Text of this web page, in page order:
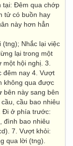
tại: Đêm qua chớp
tử có buồn hay
này hơn hẳn
(tng); Nhắc lại việc
lại trong một
hội nghị. 3.
đêm nay 4. Vượt
không qua được
bên này sang bên
cầu bao nhiêu
Đi ở phía trước:
đình bao nhiêu
7. Vượt khỏi:
qua lời (tng).